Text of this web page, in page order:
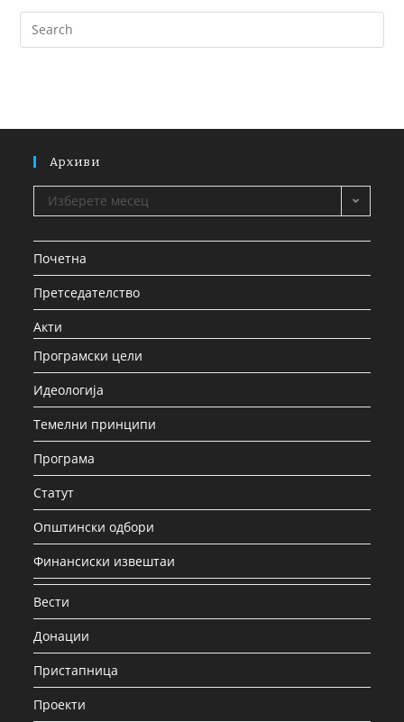
Архиви
Изберете месец
Почетна
Претседателство
Акти
Програмски цели
Идеологија
Темелни принципи
Програма
Статут
Општински одбори
Финансиски извештаи
Вести
Донации
Пристапница
Проекти